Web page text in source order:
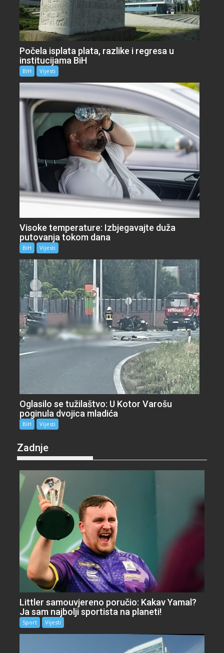
Počela isplata plata, razlike i regresa u
institucijama BiH
BiH Vijesti
Visoke temperature: Izbjegavajte duža
putovanja tokom dana
BiH Vijesti
Oglasilo se tužilaštvo: U Kotor Varošu
poginula dvojica mladića
BiH Vijesti
Zadnje
Littler samouvjereno poručio: Kakav Yamal?
Ja sam najbolji sportista na planeti!
Sport Vijesti